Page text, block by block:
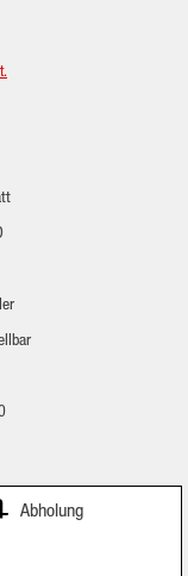
Abholung